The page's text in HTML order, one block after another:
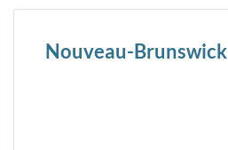
Nouveau-Brunswick